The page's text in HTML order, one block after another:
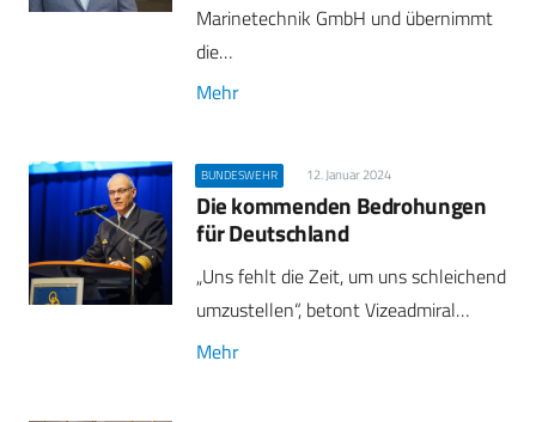
Marinetechnik GmbH und übernimmt
die…
Mehr
BUNDESWEHR 12. Januar 2024
Die kommenden Bedrohungen
für Deutschland
„Uns fehlt die Zeit, um uns schleichend
umzustellen“, betont Vizeadmiral…
Mehr